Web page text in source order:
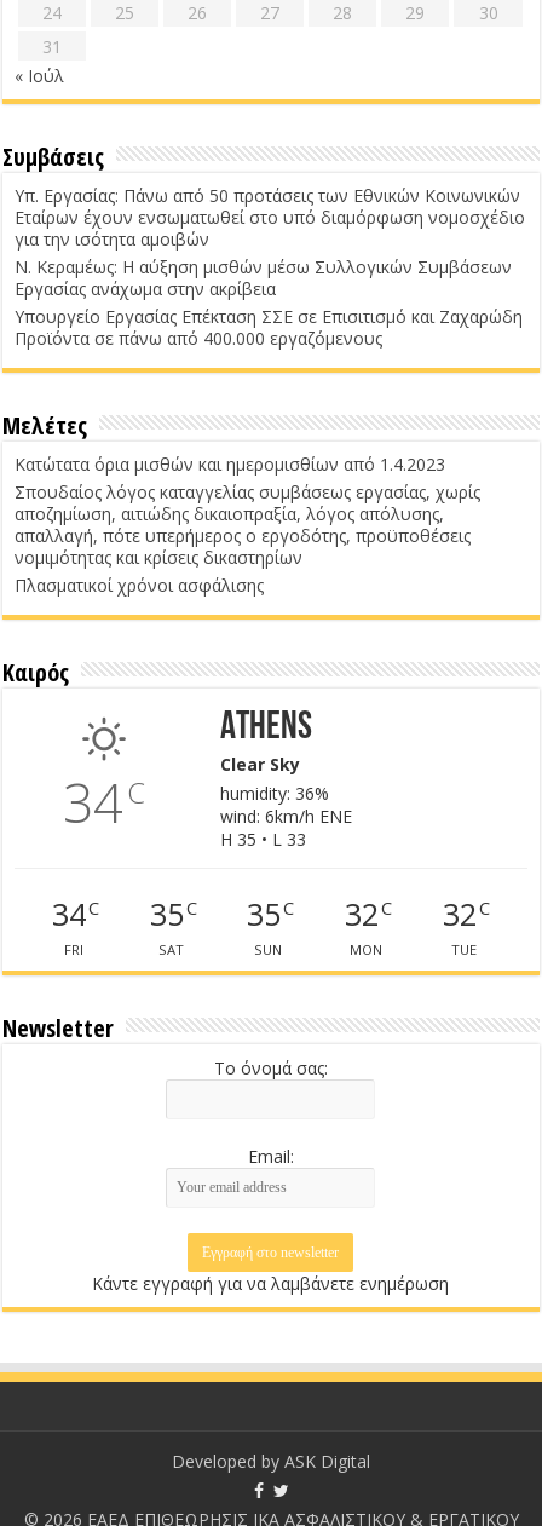
24
25 26 27 28 29
30
31
« Ιούλ
Συμβάσεις
Υπ. Εργασίας: Πάνω από 50 προτάσεις των Εθνικών Κοινωνικών
Εταίρων έχουν ενσωματωθεί στο υπό διαμόρφωση νομοσχέδιο
για την ισότητα αμοιβών
Ν. Κεραμέως: Η αύξηση μισθών μέσω Συλλογικών Συμβάσεων
Εργασίας ανάχωμα στην ακρίβεια
Υπουργείο Εργασίας Επέκταση ΣΣΕ σε Επισιτισμό και Ζαχαρώδη
Προϊόντα σε πάνω από 400.000 εργαζόμενους
Μελέτες
Κατώτατα όρια μισθών και ημερομισθίων από 1.4.2023
Σπουδαίος λόγος καταγγελίας συμβάσεως εργασίας, χωρίς
αποζημίωση, αιτιώδης δικαιοπραξία, λόγος απόλυσης,
απαλλαγή, πότε υπερήμερος ο εργοδότης, προϋποθέσεις
νομιμότητας και κρίσεις δικαστηρίων
Πλασματικοί χρόνοι ασφάλισης
Καιρός
34C
Athens
Clear Sky
humidity: 36%
wind: 6km/h ENE
H 35 • L 33
34C
FRI
35C
SAT
35C
SUN
32C
MON
32C
TUE
Newsletter
Το όνομά σας:
Email:
Κάντε εγγραφή για να λαμβάνετε ενημέρωση
Developed by ASK Digital
© 2026 ΕΑΕΔ ΕΠΙΘΕΩΡΗΣΙΣ ΙΚΑ ΑΣΦΑΛΙΣΤΙΚΟΥ & ΕΡΓΑΤΙΚΟΥ